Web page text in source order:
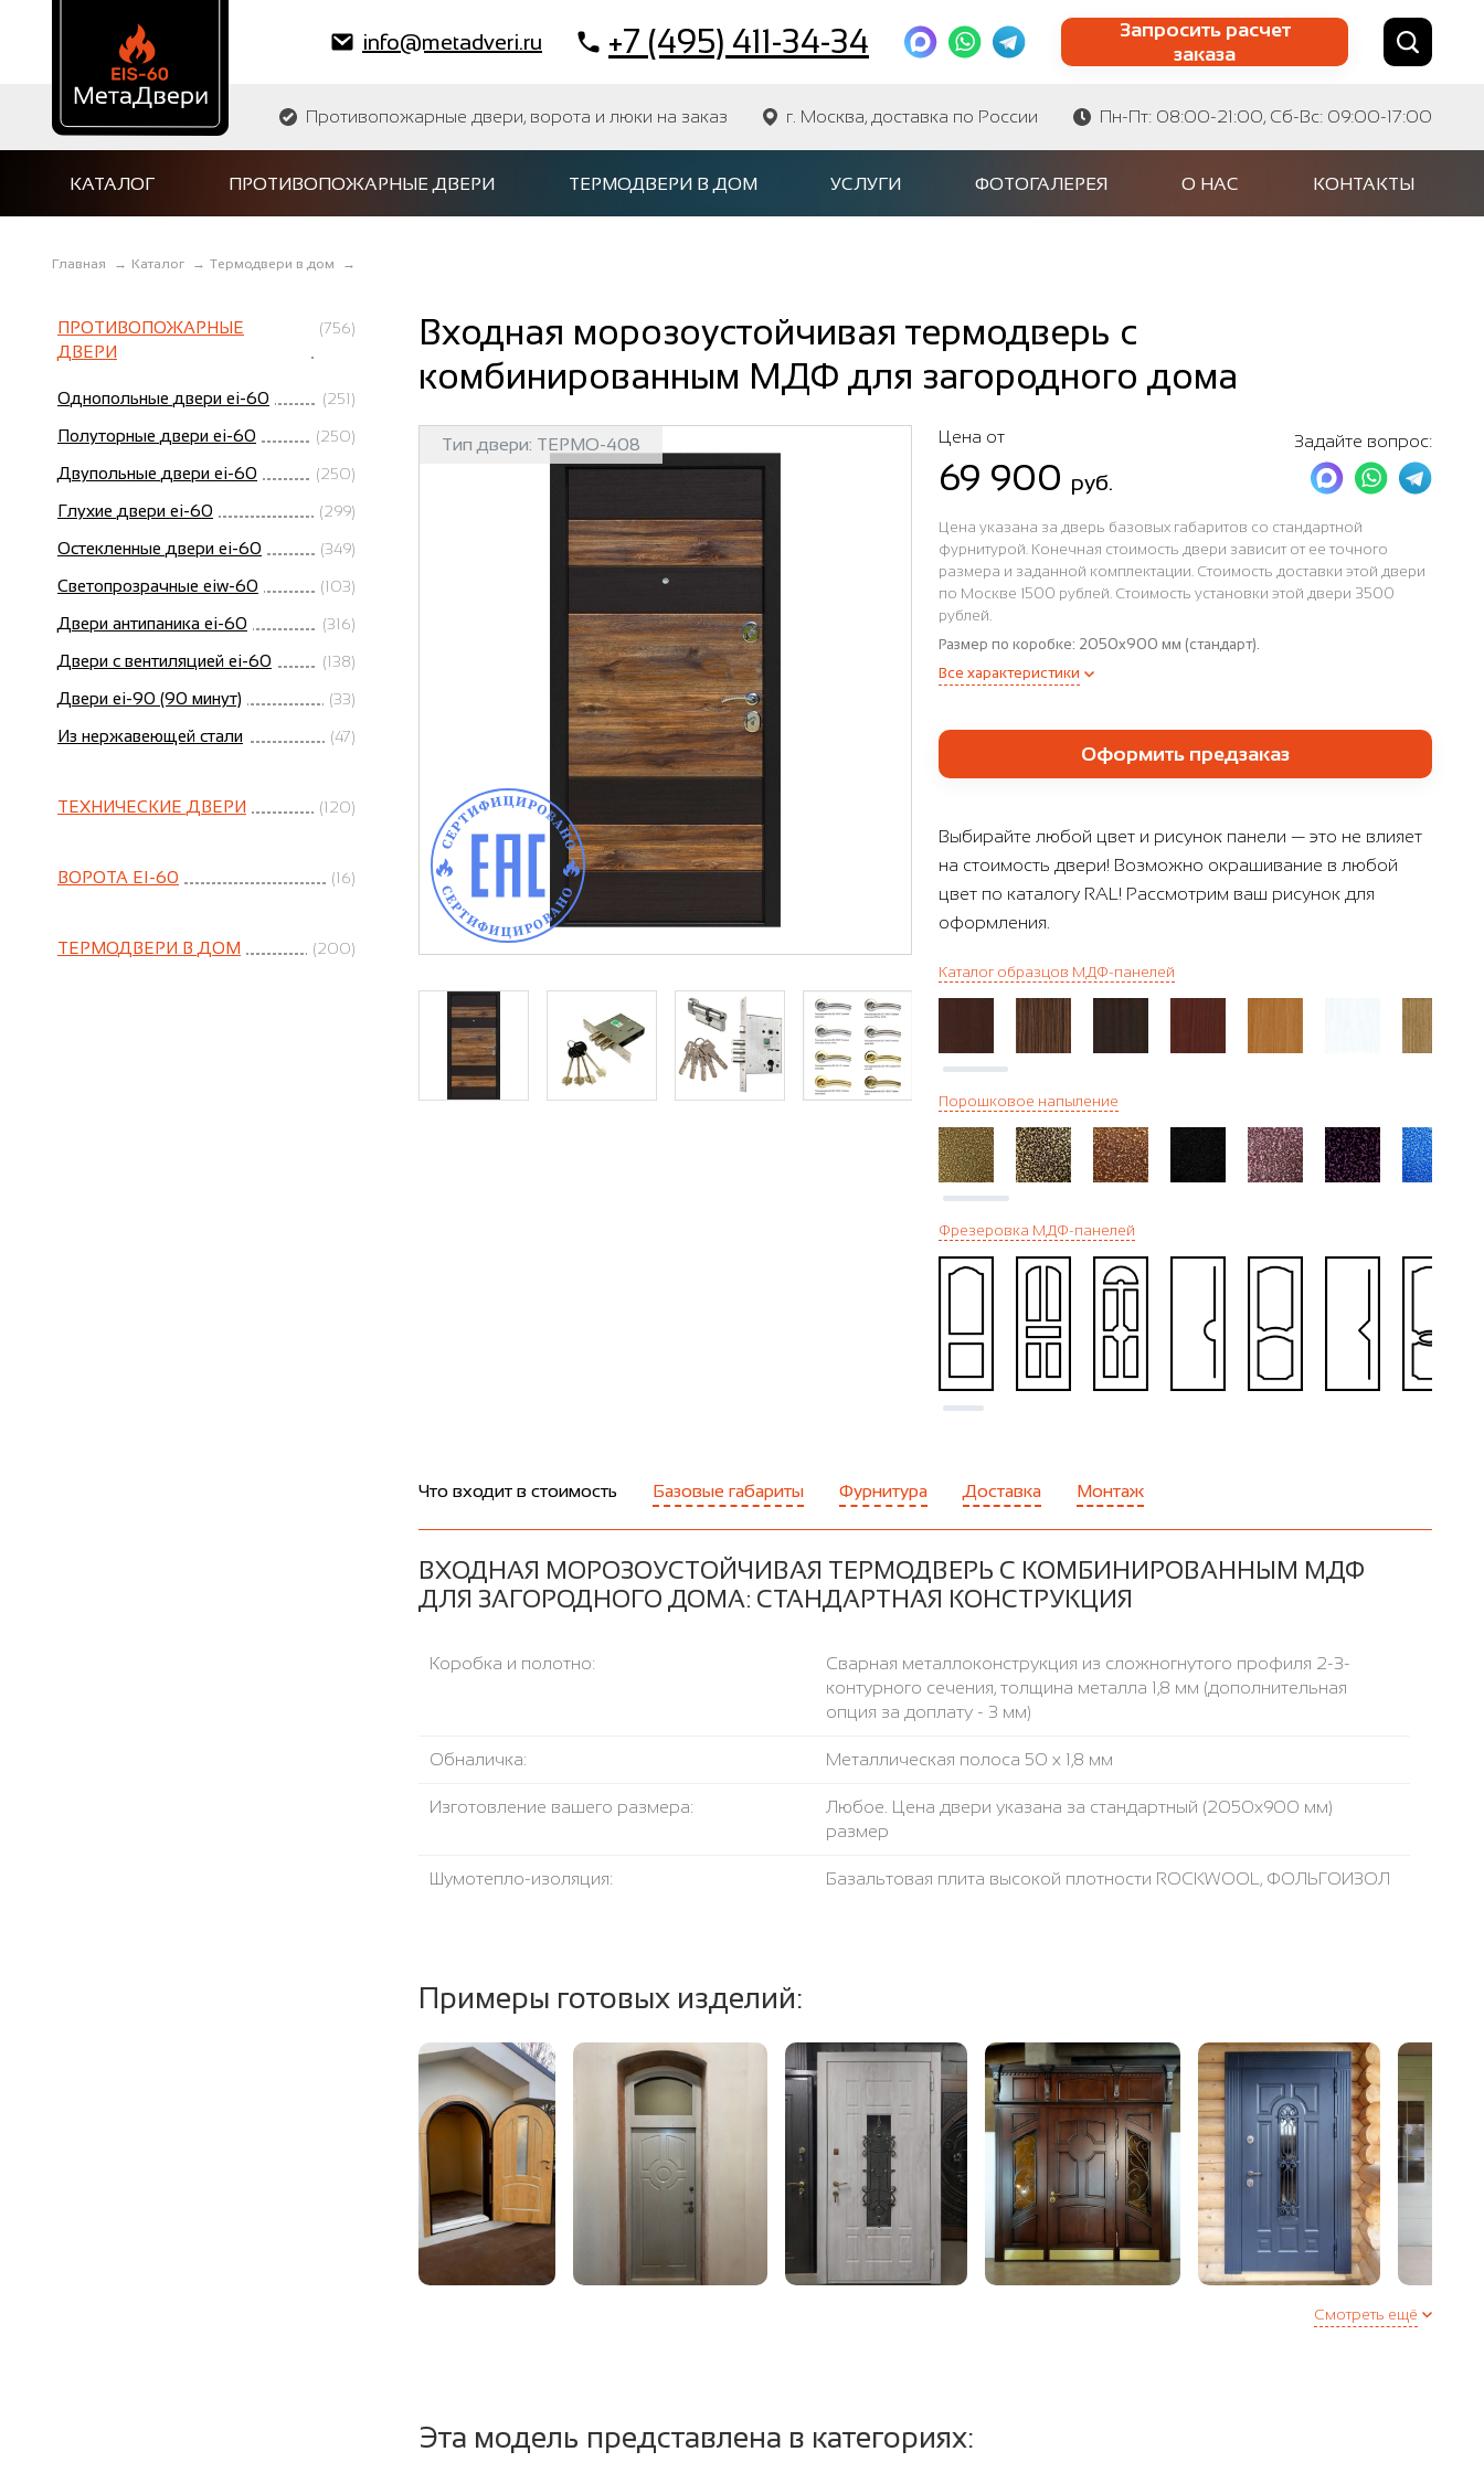
info@metadveri.ru +7 (495) 411-34-34
Запросить расчет
заказа
Найти по сайту Найти по артикулу
Противопожарные двери, ворота и люки на заказ г. Москва, доставка по России Пн-Пт: 08:00-21:00, Сб-Вс: 09:00-17:00
КАТАЛОГ ПРОТИВОПОЖАРНЫЕ ДВЕРИ ТЕРМОДВЕРИ В ДОМ УСЛУГИ ФОТОГАЛЕРЕЯ О НАС КОНТАКТЫ
Главная → Каталог → Термодвери в дом →
ПРОТИВОПОЖАРНЫЕ
ДВЕРИ
(756)
Однопольные двери ei-60 (251)
Полуторные двери ei-60 (250)
Двупольные двери ei-60 (250)
Глухие двери ei-60 (299)
Остекленные двери ei-60 (349)
Светопрозрачные eiw-60 (103)
Двери антипаника ei-60 (316)
Двери с вентиляцией ei-60 (138)
Двери ei-90 (90 минут) (33)
Из нержавеющей стали (47)
ТЕХНИЧЕСКИЕ ДВЕРИ (120)
ВОРОТА EI-60 (16)
ТЕРМОДВЕРИ В ДОМ (200)
Входная морозоустойчивая термодверь с
комбинированным МДФ для загородного дома
Тип двери: ТЕРМО-408 Цена от
69 900 руб.
Задайте вопрос:
Цена указана за дверь базовых габаритов со стандартной
фурнитурой. Конечная стоимость двери зависит от ее точного
размера и заданной комплектации. Стоимость доставки этой двери
по Москве 1500 рублей. Стоимость установки этой двери 3500
рублей.
Размер по коробке: 2050x900 мм (стандарт).
Все характеристики
Оформить предзаказ
Выбирайте любой цвет и рисунок панели — это не влияет
на стоимость двери! Возможно окрашивание в любой
цвет по каталогу RAL! Рассмотрим ваш рисунок для
оформления.
Каталог образцов МДФ-панелей
Порошковое напыление
Фрезеровка МДФ-панелей
Что входит в стоимость Базовые габариты Фурнитура Доставка Монтаж
ВХОДНАЯ МОРОЗОУСТОЙЧИВАЯ ТЕРМОДВЕРЬ С КОМБИНИРОВАННЫМ МДФ
ДЛЯ ЗАГОРОДНОГО ДОМА: СТАНДАРТНАЯ КОНСТРУКЦИЯ
Коробка и полотно:
Сварная металлоконструкция из сложногнутого профиля 2-3-
контурного сечения, толщина металла 1,8 мм (дополнительная
опция за доплату - 3 мм)
Обналичка: Металлическая полоса 50 х 1,8 мм
Изготовление вашего размера:
Любое. Цена двери указана за стандартный (2050x900 мм)
размер
Шумотепло-изоляция: Базальтовая плита высокой плотности ROCKWOOL, ФОЛЬГОИЗОЛ
т.ч. магнитный (дополнительная опция)
Примеры готовых изделий:
Смотреть ещё
Эта модель представлена в категориях: